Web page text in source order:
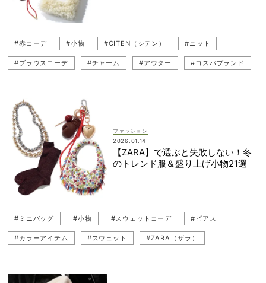
#ショートダウン
#赤コーデ #小物 #CITEN（シテン） #ニット
#ブラウスコーデ #チャーム #アウター #コスパブランド
#ブラウス #ワンピースコーデ
#ZARA（ザラ） #アウターコーデ
#スタイリスト #アクセサリー
ファッション
2026.01.14
【ZARA】で選ぶと失敗しない！冬
のトレンド服＆盛り上げ小物21選
#ミニバッグ #小物 #スウェットコーデ #ピアス
#カラーアイテム #スウェット #ZARA（ザラ）
#靴下（ソックス） #ネックレス